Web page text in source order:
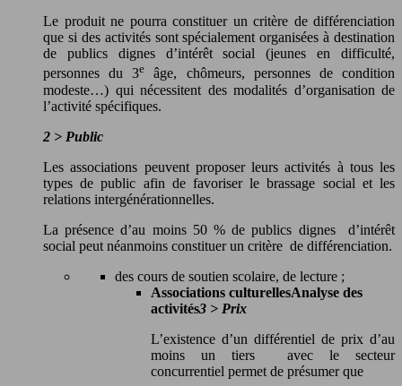
Le produit ne pourra constituer un critère de différenciation
que si des activités sont spécialement organisées à destination
de publics dignes d’intérêt social (jeunes en difficulté,
personnes du 3e âge, chômeurs, personnes de condition
modeste…) qui nécessitent des modalités d’organisation de
l’activité spécifiques.
2 > Public
Les associations peuvent proposer leurs activités à tous les
types de public afin de favoriser le brassage social et les
relations intergénérationnelles.
La présence d’au moins 50 % de publics dignes d’intérêt
social peut néanmoins constituer un critère de différenciation.
des cours de soutien scolaire, de lecture ;
Associations culturellesAnalyse des
activités3 > Prix
L’existence d’un différentiel de prix d’au
moins un tiers avec le secteur
concurrentiel permet de présumer que